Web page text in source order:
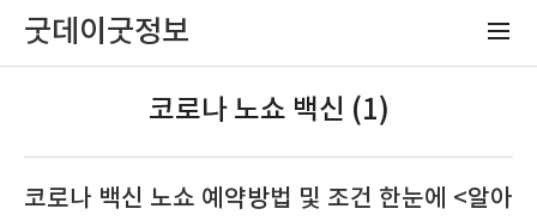
굿데이굿정보
코로나 노쇼 백신 (1)
코로나 백신 노쇼 예약방법 및 조건 한눈에 <알아